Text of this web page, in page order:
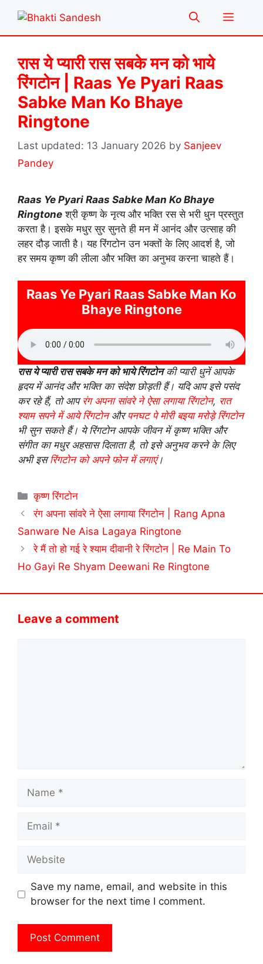
content
Menu
रास ये प्यारी रास सबके मन को भाये
रिंगटोन | Raas Ye Pyari Raas
Sabke Man Ko Bhaye
Ringtone
13 January 2026 by Sanjeev
Pandey
Raas Ye Pyari Raas Sabke Man Ko Bhaye
Ringtone श्री कृष्ण के नृत्य और भक्ति रस से भरी धुन प्रस्तुत
करता है। इसके मधुर सुर सुनते ही मन में आनंद और उत्साह की
लहर दौड़ जाती है। यह रिंगटोन उन भक्तों के लिए आदर्श है, जो
हर समय कृष्ण की लीला और भक्ति का अनुभव करना चाहते हैं।
Raas Ye Pyari Raas Sabke Man Ko
Bhaye Ringtone
रास ये प्यारी रास सबके मन को भाये रिंगटोनकी प्यारी धुनें आपके
हृदय में आनंद और भक्ति का संदेश छोड़ती हैं। यदि आप इसे पसंद
कर रहे हैं, तो आप रंग अपना सांवरे ने ऐसा लगाया रिंगटोन, रात
श्याम सपने में आये रिंगटोनऔर पनघट पे मोरी बइया मरोड़े रिंगटोन
भी सुन सकते हैं। ये रिंगटोन आपके जीवन में कृष्ण भक्ति और
संगीत का मधुर अहसास दिलाता है, तो इसे अनुभव करने के लिए
अभी इसरिंगटोन को अपने फोन में लगाएं।
Categories
कृष्ण रिंगटोन
रंग अपना सांवरे ने ऐसा लगाया रिंगटोन | Rang Apna
Sanware Ne Aisa Lagaya Ringtone
रे मैं तो हो गई रे श्याम दीवानी रे रिंगटोन | Re Main To
Ho Gayi Re Shyam Deewani Re Ringtone
Leave a comment
Name
Email
Website
Save my name, email, and website in this
browser for the next time I comment.